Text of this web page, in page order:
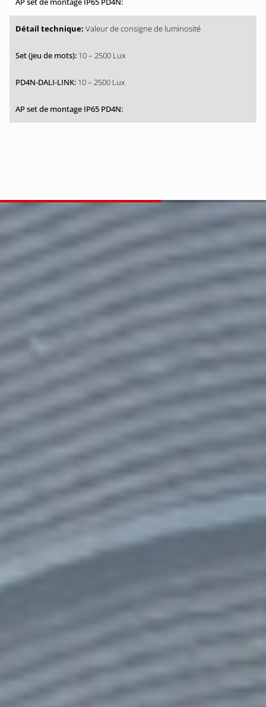
Valeur de consigne de luminosité
10 – 2500 Lux
10 – 2500 Lux